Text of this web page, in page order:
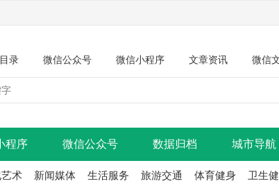
录 微信公众号 微信小程序 文章资讯 微信
程序 微信公众号 数据归档 城市导航
术 新闻媒体 生活服务 旅游交通 体育健身 卫生